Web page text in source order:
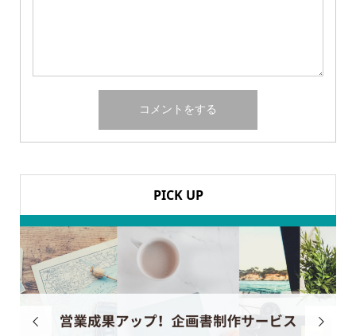
PICK UP
 